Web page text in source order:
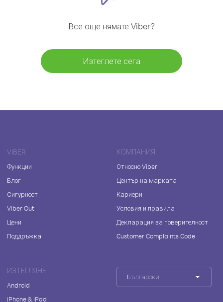
Все още нямате Viber?
Изтеглете сега
VIBER
Функции
Блог
Сигурност
Viber Out
Цени
Поддръжка
КОМПАНИЯ
Относно Viber
Център на марката
Кариери
Условия и правила
Декларация за поверителност
Customer Complaints Code
ИЗТЕГЛЯНЕ
Android
iPhone & iPad
Български